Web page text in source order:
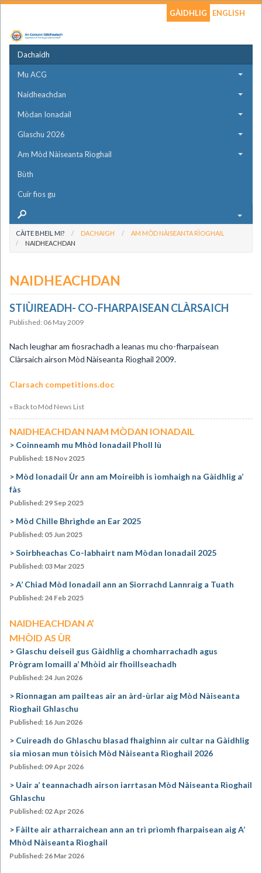
GÀIDHLIG ENGLISH
Dachaidh
Mu ACG
Naidheachdan
Mòdan Ionadail
Glaschu 2026
Am Mòd Nàiseanta Rìoghail
Bùth
Cuir fios gu
CÀITE BHEIL MI? DACHAIGH
AM MÒD NÀISEANTA RÌOGHAIL
NAIDHEACHDAN
NAIDHEACHDAN
STIÙIREADH- CO-FHARPAISEAN CLÀRSAICH
Published: 06 May 2009
Nach leughar am fiosrachadh a leanas mu cho-fharpaisean
Clàrsaich airson Mòd Nàiseanta Rìoghail 2009.
Clarsach competitions.doc
« Back to Mòd News List
NAIDHEACHDAN NAM MÒDAN IONADAIL
Coinneamh mu Mhòd Ionadail Pholl Iù
Published: 18 Nov 2025
Mòd Ionadail Ùr ann am Moireibh is ìomhaigh na Gàidhlig a’
fàs
Published: 29 Sep 2025
Mòd Chille Bhrìghde an Ear 2025
Published: 05 Jun 2025
Soirbheachas Co-labhairt nam Mòdan Ionadail 2025
Published: 03 Mar 2025
A’ Chiad Mòd Ionadail ann an Siorrachd Lannraig a Tuath
Published: 24 Feb 2025
NAIDHEACHDAN A’
MHÒID AS ÙR
Glaschu deiseil gus Gàidhlig a chomharrachadh agus
Prògram Iomaill a’ Mhòid air fhoillseachadh
Published: 24 Jun 2026
Rionnagan am pailteas air an àrd-ùrlar aig Mòd Nàiseanta
Rìoghail Ghlaschu
Published: 16 Jun 2026
Cuireadh do Ghlaschu blasad fhaighinn air cultar na Gàidhlig
sia mìosan mun tòisich Mòd Nàiseanta Rìoghail 2026
Published: 09 Apr 2026
Uair a’ teannachadh airson iarrtasan Mòd Nàiseanta Rìoghail
Ghlaschu
Published: 02 Apr 2026
Fàilte air atharraichean ann an trì prìomh fharpaisean aig A’
Mhòd Nàiseanta Rìoghail
Published: 26 Mar 2026